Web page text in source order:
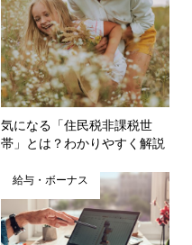
気になる「住民税非課税世
帯」とは？わかりやすく解説
給与・ボーナス